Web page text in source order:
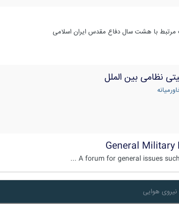
با هشت سال دفاع مقدس ایران اسلامی
نظامی بین الملل
General Military
A forum for general issues such